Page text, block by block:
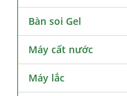
Bàn soi Gel
Máy cất nước
Máy lắc